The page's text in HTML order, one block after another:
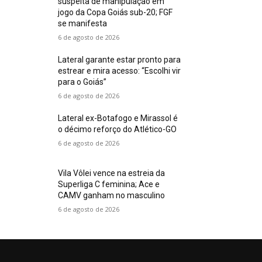
jogo da Copa Goiás sub-20; FGF
se manifesta
6 de agosto de 2026
Lateral garante estar pronto para
estrear e mira acesso: “Escolhi vir
para o Goiás”
6 de agosto de 2026
Lateral ex-Botafogo e Mirassol é
o décimo reforço do Atlético-GO
6 de agosto de 2026
Vila Vôlei vence na estreia da
Superliga C feminina; Ace e
CAMV ganham no masculino
6 de agosto de 2026